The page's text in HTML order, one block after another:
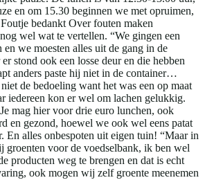
en om 15.30 beginnen we met opruimen,
bedankt Over fouten maken
wel wat te vertellen. “We gingen een
en we moesten alles uit de gang in de
stond ook een losse deur en die hebben
anders paste hij niet in de container…
de bedoeling want het was een op maat
iedereen kon er wel om lachen gelukkig.
mag hier voor drie euro lunchen, ook
en gezond, hoewel we ook wel eens patat
En alles onbespoten uit eigen tuin! “Maar in
groenten voor de voedselbank, ik ben wel
producten weg te brengen en dat is echt
ook mogen wij zelf groente meenemen